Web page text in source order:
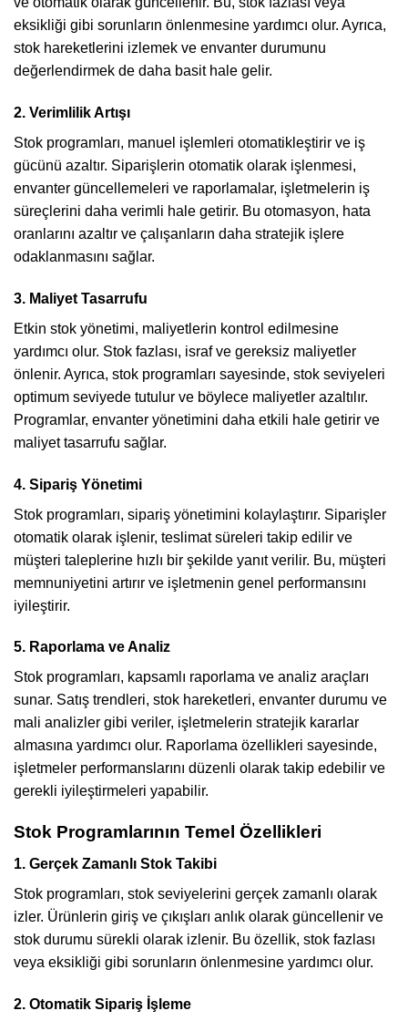
eksikliği gibi sorunların önlenmesine yardımcı olur. Ayrıca,
stok hareketlerini izlemek ve envanter durumunu
değerlendirmek de daha basit hale gelir.
2. Verimlilik Artışı
Stok programları, manuel işlemleri otomatikleştirir ve iş
gücünü azaltır. Siparişlerin otomatik olarak işlenmesi,
envanter güncellemeleri ve raporlamalar, işletmelerin iş
süreçlerini daha verimli hale getirir. Bu otomasyon, hata
oranlarını azaltır ve çalışanların daha stratejik işlere
odaklanmasını sağlar.
3. Maliyet Tasarrufu
Etkin stok yönetimi, maliyetlerin kontrol edilmesine
yardımcı olur. Stok fazlası, israf ve gereksiz maliyetler
önlenir. Ayrıca, stok programları sayesinde, stok seviyeleri
optimum seviyede tutulur ve böylece maliyetler azaltılır.
Programlar, envanter yönetimini daha etkili hale getirir ve
maliyet tasarrufu sağlar.
4. Sipariş Yönetimi
Stok programları, sipariş yönetimini kolaylaştırır. Siparişler
otomatik olarak işlenir, teslimat süreleri takip edilir ve
müşteri taleplerine hızlı bir şekilde yanıt verilir. Bu, müşteri
memnuniyetini artırır ve işletmenin genel performansını
iyileştirir.
5. Raporlama ve Analiz
Stok programları, kapsamlı raporlama ve analiz araçları
sunar. Satış trendleri, stok hareketleri, envanter durumu ve
mali analizler gibi veriler, işletmelerin stratejik kararlar
almasına yardımcı olur. Raporlama özellikleri sayesinde,
işletmeler performanslarını düzenli olarak takip edebilir ve
gerekli iyileştirmeleri yapabilir.
Stok Programlarının Temel Özellikleri
1. Gerçek Zamanlı Stok Takibi
Stok programları, stok seviyelerini gerçek zamanlı olarak
izler. Ürünlerin giriş ve çıkışları anlık olarak güncellenir ve
stok durumu sürekli olarak izlenir. Bu özellik, stok fazlası
veya eksikliği gibi sorunların önlenmesine yardımcı olur.
2. Otomatik Sipariş İşleme